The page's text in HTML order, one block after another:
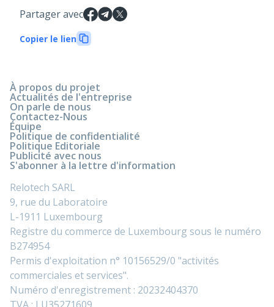
Partager avec
Copier le lien
À propos du projet
Actualités de l'entreprise
On parle de nous
Contactez-Nous
Équipe
Politique de confidentialité
Politique Editoriale
Publicité avec nous
S'abonner à la lettre d'information
Relotech SARL
9, rue du Laboratoire
L-1911 Luxembourg
Registre du commerce de Luxembourg sous le numéro
B274954
Permis d'exploitation n° 10156529/0 "activités
commerciales et services".
Numéro d'enregistrement : 20232404370